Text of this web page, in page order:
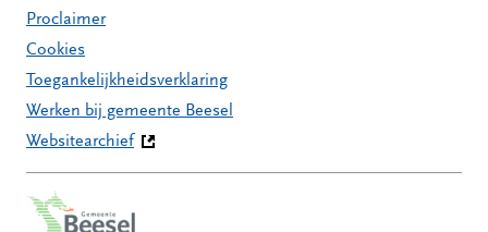
Proclaimer
Cookies
Toegankelijkheidsverklaring
Werken bij gemeente Beesel
Websitearchief